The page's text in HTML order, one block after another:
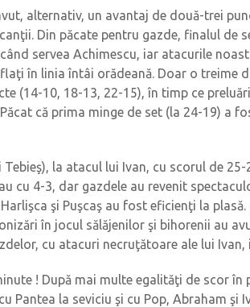
alternativ, un avantaj de două-trei
Din păcate pentru gazde, finalul de
servea Achimescu, iar atacurile
în linia întâi orădeană. Doar o
(14-10, 18-13, 22-15), în timp ce
că prima minge de set (la 24-19) a
la atacul lui Ivan, cu scorul de
cu 4-3, dar gazdele au revenit
şi Puşcaş au fost eficienţi la
în jocul sălăjenilor şi bihorenii au
cu atacuri necruţătoare ale lui
! După mai multe egalităţi de scor
Pantea la seviciu şi cu Pop, Abraham şi